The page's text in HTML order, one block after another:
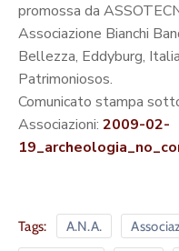
promossa da
Associazione Bianchi
Bellezza, Eddyburg,
Patrimoniosos.
Comunicato stampa
Associazioni: 2009-02-
Tags: A.N.A.